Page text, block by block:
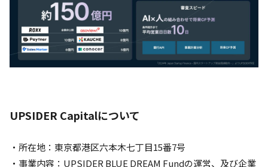
UPSIDER Capitalについて
・所在地：東京都港区六本木七丁目15番7号
・事業内容：UPSIDER BLUE DREAM Fundの運営、及び企業